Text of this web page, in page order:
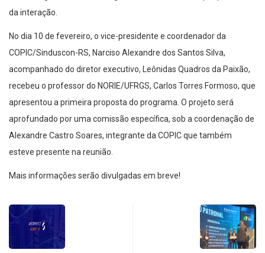
da interação.
No dia 10 de fevereiro, o vice-presidente e coordenador da
COPIC/Sinduscon-RS, Narciso Alexandre dos Santos Silva,
acompanhado do diretor executivo, Leônidas Quadros da Paixão,
recebeu o professor do NORIE/UFRGS, Carlos Torres Formoso, que
apresentou a primeira proposta do programa. O projeto será
aprofundado por uma comissão específica, sob a coordenação de
Alexandre Castro Soares, integrante da COPIC que também
esteve presente na reunião.
Mais informações serão divulgadas em breve!